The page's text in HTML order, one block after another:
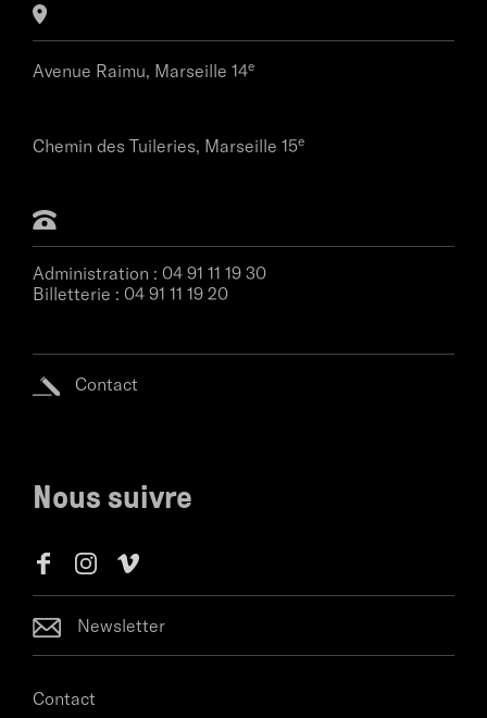
Avenue Raimu, Marseille 14e
Chemin des Tuileries, Marseille 15e
Administration : 04 91 11 19 30
Billetterie : 04 91 11 19 20
Contact
Nous suivre
Newsletter
Contact